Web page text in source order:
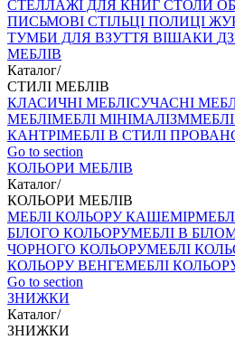
СТЕЛЛАЖІ ДЛЯ КНИГ СТОЛИ
ПИСЬМОВІ СТІЛЬЦI ПОЛИЦІ
ТУМБИ ДЛЯ ВЗУТТЯ ВІШАКИ
МЕБЛІВ
Каталог/
СТИЛІ МЕБЛІВ
КЛАСИЧНІ МЕБЛІСУЧАСНІ
МЕБЛІМЕБЛІ МІНІМАЛІЗМ
КАНТРІМЕБЛІ В СТИЛІ
Go to section
КОЛЬОРИ МЕБЛІВ
Каталог/
КОЛЬОРИ МЕБЛІВ
МЕБЛІ КОЛЬОРУ КАШЕМІР
БІЛОГО КОЛЬОРУМЕБЛІ В
ЧОРНОГО КОЛЬОРУМЕБЛІ
КОЛЬОРУ ВЕНГЕМЕБЛІ
Go to section
ЗНИЖКИ
Каталог/
ЗНИЖКИ